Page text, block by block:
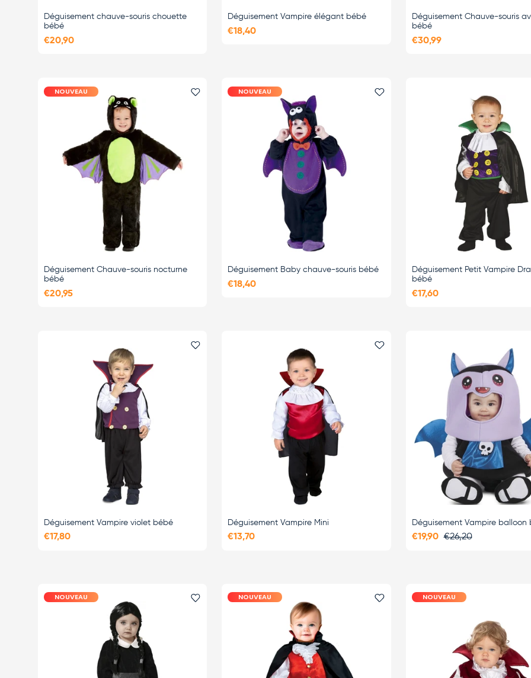
Déguisement chauve-souris chouette
bébé
€20,90
Déguisement Vampire élégant bébé
€18,40
Déguisement Chauve-souris
bébé
€30,99
NOUVEAU Ajouter le favori
Déguisement Chauve-souris nocturne
bébé
€20,95
NOUVEAU Ajouter le favori
Déguisement Baby chauve-souris bébé
€18,40
Déguisement Petit Vampire
bébé
€17,60
Déguisement Vampire violet bébé
€17,80
Ajouter le favori
Déguisement Vampire Mini
€13,70
Déguisement Vampire balloon
€19,90 €26,20
NOUVEAU Ajouter le favori
NOUVEAU Ajouter le favori
NOUVEAU